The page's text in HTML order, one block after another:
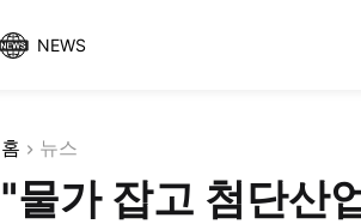
NEWS
홈 뉴스
"물가 잡고 첨단산